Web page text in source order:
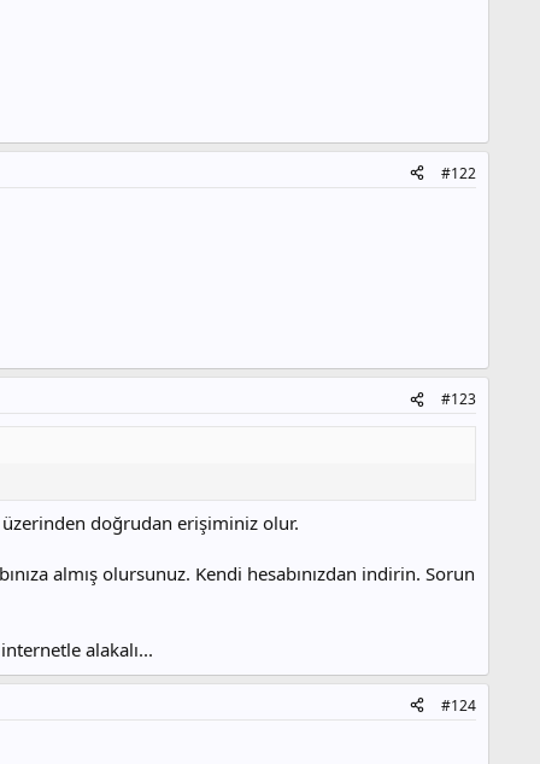
#122
#123
üzerinden doğrudan erişiminiz olur.
almış olursunuz. Kendi hesabınızdan indirin. Sorun
alakalı...
#124